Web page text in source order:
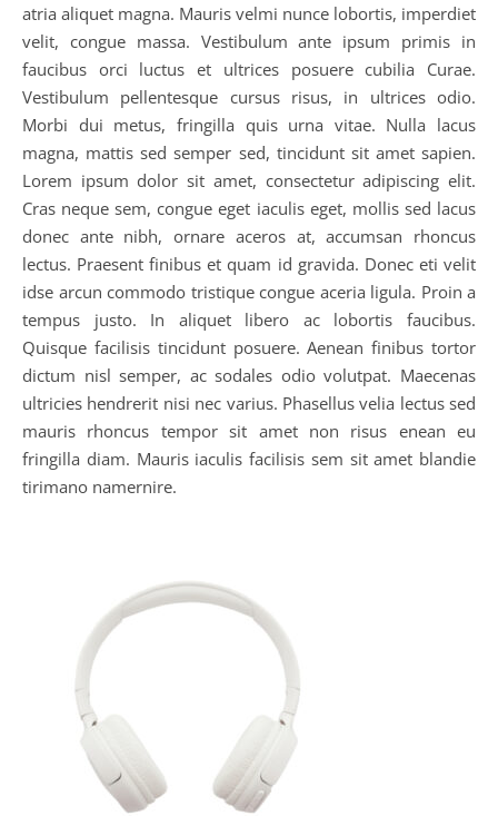
atria aliquet magna. Mauris velmi nunce lobortis, imperdiet
velit, congue massa. Vestibulum ante ipsum primis in
faucibus orci luctus et ultrices posuere cubilia Curae.
Vestibulum pellentesque cursus risus, in ultrices odio.
Morbi dui metus, fringilla quis urna vitae. Nulla lacus
magna, mattis sed semper sed, tincidunt sit amet sapien.
Lorem ipsum dolor sit amet, consectetur adipiscing elit.
Cras neque sem, congue eget iaculis eget, mollis sed lacus
donec ante nibh, ornare aceros at, accumsan rhoncus
lectus. Praesent finibus et quam id gravida. Donec eti velit
idse arcun commodo tristique congue aceria ligula. Proin a
tempus justo. In aliquet libero ac lobortis faucibus.
Quisque facilisis tincidunt posuere. Aenean finibus tortor
dictum nisl semper, ac sodales odio volutpat. Maecenas
ultricies hendrerit nisi nec varius. Phasellus velia lectus sed
mauris rhoncus tempor sit amet non risus enean eu
fringilla diam. Mauris iaculis facilisis sem sit amet blandie
tirimano namernire.